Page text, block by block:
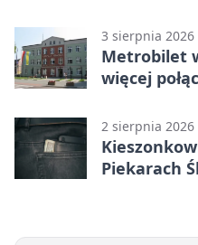
3 sierpnia 2026
Metrobilet
więcej
2 sierpnia 2026
Piekarach